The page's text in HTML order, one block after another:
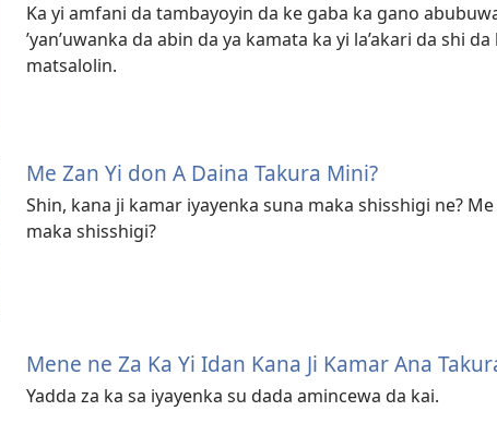
Ka yi amfani da tambayoyin da ke gaba ka gano
’yan’uwanka da abin da ya kamata ka yi la’akari da shi
matsalolin.
Me Zan Yi don A Daina Takura Mini?
Shin, kana ji kamar iyayenka suna maka shisshigi ne?
maka shisshigi?
Mene ne Za Ka Yi Idan Kana Ji Kamar Ana
Yadda za ka sa iyayenka su dada amincewa da kai.